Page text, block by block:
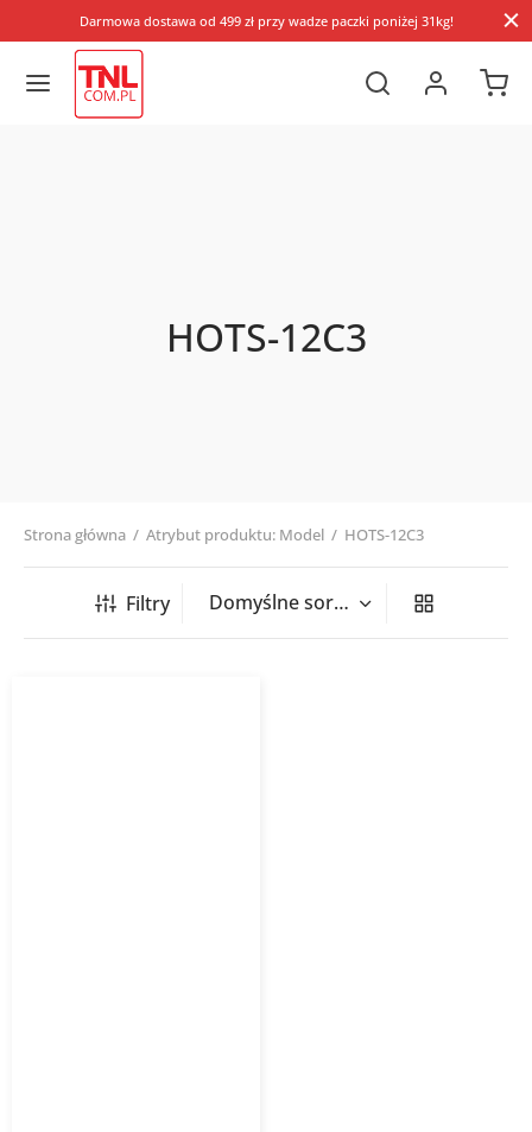
Darmowa dostawa od 499 zł przy wadze paczki poniżej 31kg!
HOTS-12C3
Strona główna / Atrybut produktu: Model / HOTS-12C3
Filtry